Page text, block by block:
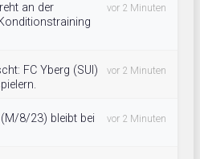
an der
vor 2 Minuten
FC Yberg (SUI)
vor 2 Minuten
8/23) bleibt bei
vor 2 Minuten